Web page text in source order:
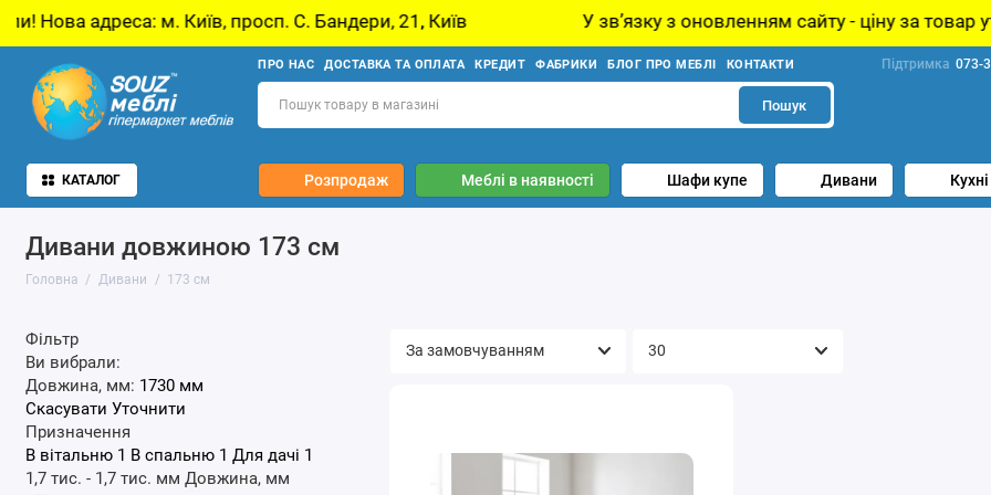
м. Київ, просп. С. Бандери, 21, Київ У звʼязку з оновленням сайту - ціну за товар уточнюйте
ПРО НАС ДОСТАВКА ТА ОПЛАТА КРЕДИТ ФАБРИКИ БЛОГ ПРО МЕБЛІ КОНТАКТИ Підтримка 073-
Пошук
КАТАЛОГ Розпродаж Меблі в наявності Шафи купе Дивани Кухні
Дивани довжиною 173 см
Головна Дивани 173 см
Фільтр
Ви вибрали:
Довжина, мм: 1730 мм
Скасувати Уточнити
Призначення
В вітальню 1 В спальню 1 Для дачі 1
1,7 тис. - 1,7 тис. мм Довжина, мм